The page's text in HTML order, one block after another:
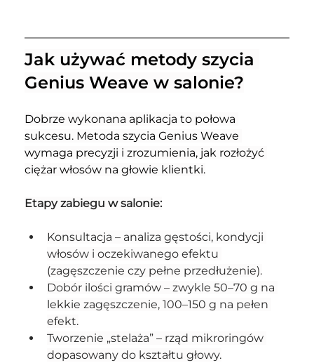
Jak używać metody szycia
Genius Weave w salonie?
Dobrze wykonana aplikacja to połowa
sukcesu. Metoda szycia Genius Weave
wymaga precyzji i zrozumienia, jak rozłożyć
ciężar włosów na głowie klientki.
Etapy zabiegu w salonie:
Konsultacja – analiza gęstości, kondycji
włosów i oczekiwanego efektu
(zagęszczenie czy pełne przedłużenie).
Dobór ilości gramów – zwykle 50–70 g na
lekkie zagęszczenie, 100–150 g na pełen
efekt.
Tworzenie „stelaża” – rząd mikroringów
dopasowany do kształtu głowy.